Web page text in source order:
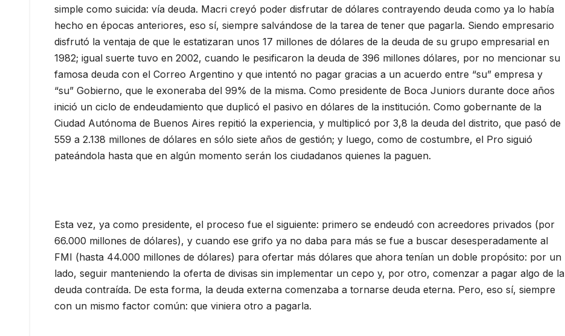
simple como suicida: vía deuda. Macri creyó poder disfrutar de dólares contrayendo deuda como ya lo había
hecho en épocas anteriores, eso sí, siempre salvándose de la tarea de tener que pagarla. Siendo empresario
disfrutó la ventaja de que le estatizaran unos 17 millones de dólares de la deuda de su grupo empresarial en
1982; igual suerte tuvo en 2002, cuando le pesificaron la deuda de 396 millones dólares, por no mencionar su
famosa deuda con el Correo Argentino y que intentó no pagar gracias a un acuerdo entre “su” empresa y
“su” Gobierno, que le exoneraba del 99% de la misma. Como presidente de Boca Juniors durante doce años
inició un ciclo de endeudamiento que duplicó el pasivo en dólares de la institución. Como gobernante de la
Ciudad Autónoma de Buenos Aires repitió la experiencia, y multiplicó por 3,8 la deuda del distrito, que pasó de
559 a 2.138 millones de dólares en sólo siete años de gestión; y luego, como de costumbre, el Pro siguió
pateándola hasta que en algún momento serán los ciudadanos quienes la paguen.
Esta vez, ya como presidente, el proceso fue el siguiente: primero se endeudó con acreedores privados (por
66.000 millones de dólares), y cuando ese grifo ya no daba para más se fue a buscar desesperadamente al
FMI (hasta 44.000 millones de dólares) para ofertar más dólares que ahora tenían un doble propósito: por un
lado, seguir manteniendo la oferta de divisas sin implementar un cepo y, por otro, comenzar a pagar algo de la
deuda contraída. De esta forma, la deuda externa comenzaba a tornarse deuda eterna. Pero, eso sí, siempre
con un mismo factor común: que viniera otro a pagarla.